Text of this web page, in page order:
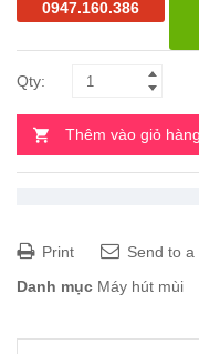
0947.160.386
Thêm vào giỏ hàng
Print
Send to a
Danh mục Máy hút mùi